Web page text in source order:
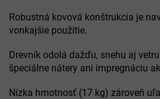
Robustná kovová konštrukcia je
vonkajšie použitie.
Drevník odolá dažďu, snehu aj
špeciálne nátery ani impregnáciu
Nízka hmotnosť (17 kg) zároveň